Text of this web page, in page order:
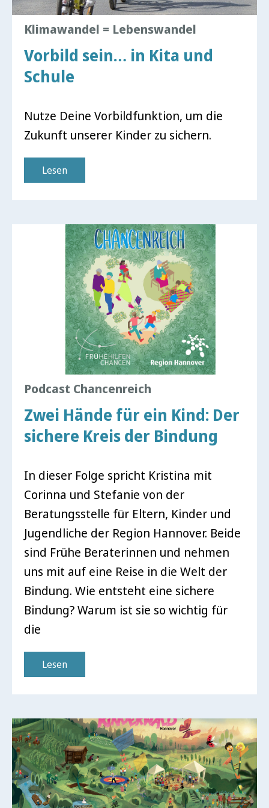
Klimawandel = Lebenswandel
Vorbild sein… in Kita und
Schule
Nutze Deine Vorbildfunktion, um die
Zukunft unserer Kinder zu sichern.
Lesen
Podcast Chancenreich
Zwei Hände für ein Kind: Der
sichere Kreis der Bindung
In dieser Folge spricht Kristina mit
Corinna und Stefanie von der
Beratungsstelle für Eltern, Kinder und
Jugendliche der Region Hannover. Beide
sind Frühe Beraterinnen und nehmen
uns mit auf eine Reise in die Welt der
Bindung. Wie entsteht eine sichere
Bindung? Warum ist sie so wichtig für
die
Lesen